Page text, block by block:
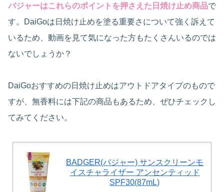
バジャーはこれらのポイントを押さえた日焼け止め商品で
す。DaiGoは日焼け止めを塗る重要さについて強く訴えて
いるため、動画を見て気になった方もたくさんいるのでは
ないでしょうか？
DaiGoおすすめの日焼け止めはアウトドアタイプのもので
すが、無香料には下記の商品もあるため、ぜひチェックし
てみてください。
BADGER(バジャー) サンスクリーンモ
イスチャライザー アンセンティッド
SPF30(87mL)